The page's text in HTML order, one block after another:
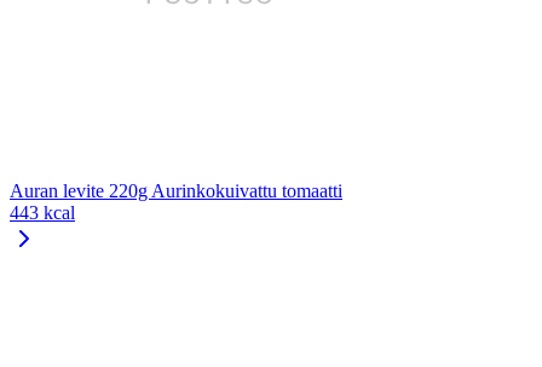
Auran levite 220g Aurinkokuivattu tomaatti
443 kcal